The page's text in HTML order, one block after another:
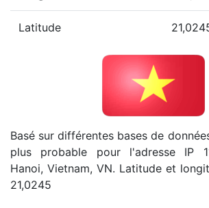
Latitude
Basé sur différentes bases de
plus probable pour l'adresse IP
Hanoi, Vietnam, VN. Latitude et
21,0245